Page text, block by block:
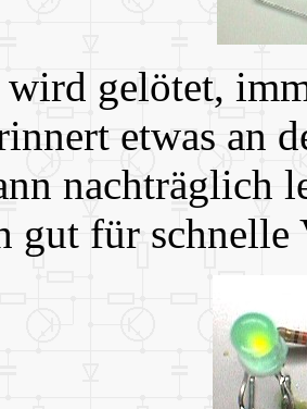
gelötet,
etwas an
nachträglich
gut für schnelle